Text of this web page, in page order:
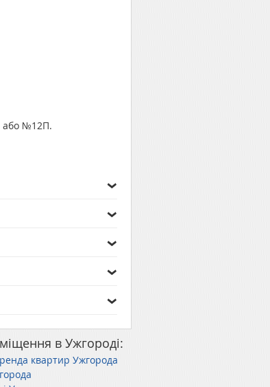
або №12П.
в Ужгороді:
квартир Ужгорода